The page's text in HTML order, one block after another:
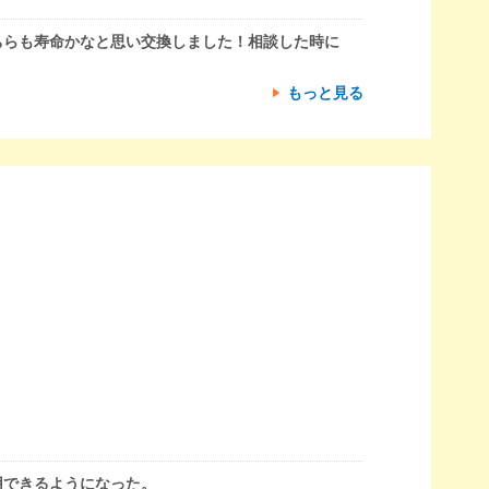
も寿命かなと思い交換しました！相談した時に
もっと見る
きるようになった。